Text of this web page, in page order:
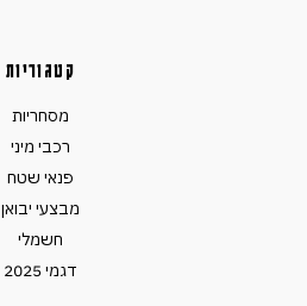
קטגוריות
מסחריות
רכבי מיני
פנאי שטח
מבצעי יבואן
חשמלי
דגמי 2025